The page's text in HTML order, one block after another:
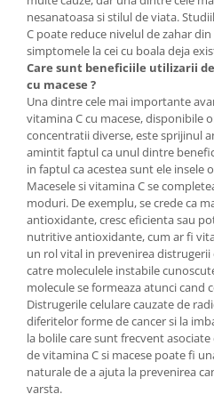
nesanatoasa si stilul de viata.
C poate reduce nivelul de zahar
simptomele la cei cu boala deja
Care sunt beneficiile utilizarii
cu macese ?
Una dintre cele mai importante
vitamina C cu macese, disponibile
concentratii diverse, este sprijinul
amintit faptul ca unul dintre
in faptul ca acestea sunt ele insele
Macesele si vitamina C se
moduri. De exemplu, se crede ca
antioxidante, cresc eficienta sau
nutritive antioxidante, cum ar fi
un rol vital in prevenirea
catre moleculele instabile
molecule se formeaza atunci cand
Distrugerile celulare cauzate de
diferitelor forme de cancer si la
la bolile care sunt frecvent
de vitamina C si macese poate fi
naturale de a ajuta la prevenirea
varsta.